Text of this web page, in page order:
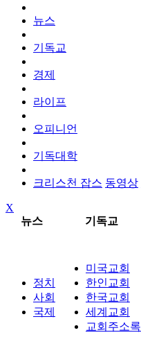
뉴스
기독교
경제
라이프
오피니언
기독대학
크리스천 잡스 동영상
X
뉴스
기독교
정치
사회
국제
미국교회
한인교회
한국교회
세계교회
교회주소록